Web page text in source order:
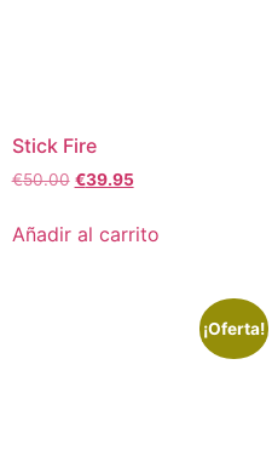
Stick Fire
€50.00 €39.95
Añadir al carrito
¡Oferta!